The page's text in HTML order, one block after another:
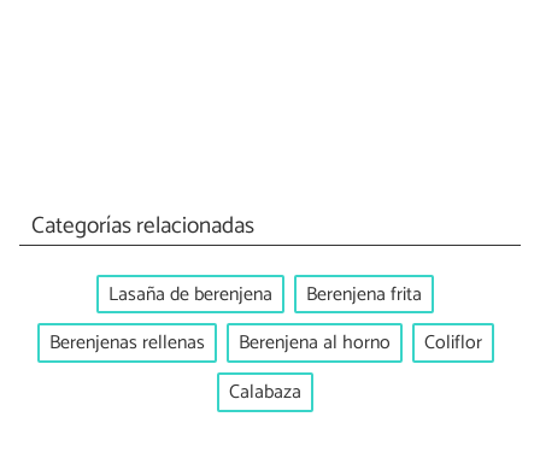
Categorías relacionadas
Lasaña de berenjena
Berenjena frita
Berenjenas rellenas
Berenjena al horno
Coliflor
Calabaza